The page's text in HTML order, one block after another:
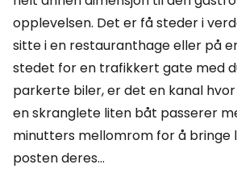
opplevelsen. Det er få steder i
sitte i en restauranthage eller på
stedet for en trafikkert gate med
parkerte biler, er det en kanal
en skranglete liten båt passerer
minutters mellomrom for å bringe
posten deres...